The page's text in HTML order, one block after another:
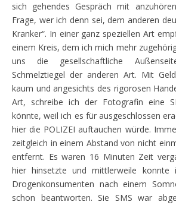
sich gehendes Gespräch mit
Frage, wer ich denn sei, dem anderen
Kranker“. In einer ganz speziellen Art
einem Kreis, dem ich mich mehr
uns die gesellschaftliche
Schmelztiegel der anderen Art. Mit
kaum und angesichts des rigorosen
Art, schreibe ich der Fotografin eine
könnte, weil ich es für ausgeschlossen
hier die POLIZEI auftauchen würde.
zeitgleich in einem Abstand von nicht
entfernt. Es waren 16 Minuten Zeit
hier hinsetzte und mittlerweile konnte
Drogenkonsumenten nach einem
schon beantworten. Sie SMS war